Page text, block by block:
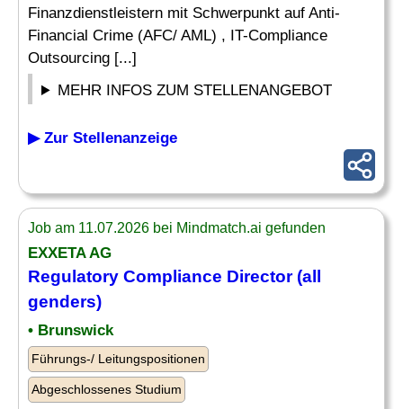
Finanzdienstleistern mit Schwerpunkt auf Anti-
Financial Crime (AFC/ AML) , IT-Compliance
Outsourcing [...]
MEHR INFOS ZUM STELLENANGEBOT
▶ Zur Stellenanzeige
Job am 11.07.2026 bei Mindmatch.ai gefunden
EXXETA AG
Regulatory Compliance Director(all
genders)
• Brunswick
Führungs-/ Leitungspositionen
Abgeschlossenes Studium